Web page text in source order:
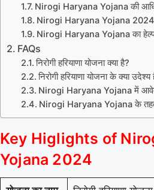
Nirogi Haryana Yojana की
Nirogi Haryana Yojana
Nirogi Haryana Yojana का
FAQs
निरोगी हरियाणा योजना क्या है?
निरोगी हरियाणा योजना के क्या उदेश्य
Nirogi Haryana Yojana में
Nirogi Haryana Yojana के
Key Higlights of
Yojana 2024